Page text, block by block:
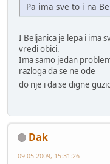
Pa ima sve to i na
I Beljanica je lepa i ima
vredi obici.
Ima samo jedan
razloga da se ne ode
do nje i da se digne
Dak
09-05-2009, 15:31:26